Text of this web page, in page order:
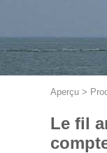
Aperçu >
Le fil